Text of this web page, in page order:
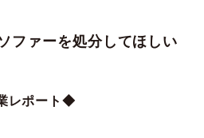
ファーを処分してほしい
レポート◆